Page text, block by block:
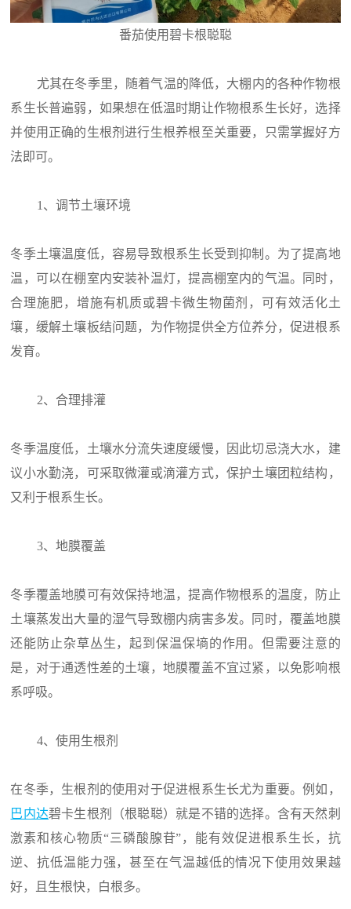
番茄使用碧卡根聪聪
尤其在冬季里，随着气温的降低，大棚内的各种作物根
系生长普遍弱，如果想在低温时期让作物根系生长好，选择
并使用正确的生根剂进行生根养根至关重要，只需掌握好方
法即可。
1、调节土壤环境
冬季土壤温度低，容易导致根系生长受到抑制。为了提高地
温，可以在棚室内安装补温灯，提高棚室内的气温。同时，
合理施肥，增施有机质或碧卡微生物菌剂，可有效活化土
壤，缓解土壤板结问题，为作物提供全方位养分，促进根系
发育。
2、合理排灌
冬季温度低，土壤水分流失速度缓慢，因此切忌浇大水，建
议小水勤浇，可采取微灌或滴灌方式，保护土壤团粒结构，
又利于根系生长。
3、地膜覆盖
冬季覆盖地膜可有效保持地温，提高作物根系的温度，防止
土壤蒸发出大量的湿气导致棚内病害多发。同时，覆盖地膜
还能防止杂草丛生，起到保温保墒的作用。但需要注意的
是，对于通透性差的土壤，地膜覆盖不宜过紧，以免影响根
系呼吸。
4、使用生根剂
在冬季，生根剂的使用对于促进根系生长尤为重要。例如，
巴内达碧卡生根剂（根聪聪）就是不错的选择。含有天然刺
激素和核心物质“三磷酸腺苷”，能有效促进根系生长，抗
逆、抗低温能力强，甚至在气温越低的情况下使用效果越
好，且生根快，白根多。